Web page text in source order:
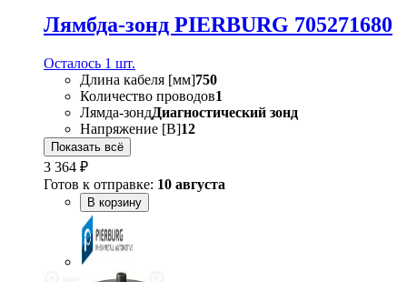
Лямбда-зонд PIERBURG 705271680
Осталось 1 шт.
Длина кабеля [мм]750
Количество проводов1
Лямда-зондДиагностический зонд
Напряжение [В]12
Показать всё
3 364 ₽
Готов к отправке: 10 августа
В корзину